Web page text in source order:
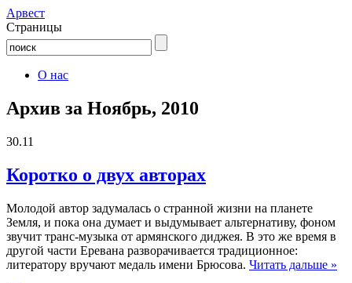
Aрвест
Страницы
О нас
Архив за Ноябрь, 2010
30.11
Коротко о двух авторах
Молодой автор задумалась о странной жизни на планете
Земля, и пока она думает и выдумывает альтернативу, фоном
звучит транс-музыка от армянского диджея. В это же время в
другой части Еревана разворачивается традиционное:
литератору вручают медаль имени Брюсова. Читать дальше »